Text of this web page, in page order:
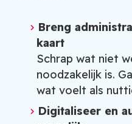
Breng
kaart
Schrap wat niet
noodzakelijk is.
wat voelt als
Digitaliseer en